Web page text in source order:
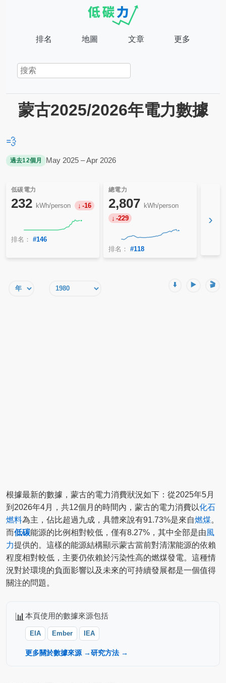
排名 地圖 文章 更多
蒙古2025/2026年電力數據
💨
過去12個月 May 2025 – Apr 2026
低碳電力
232 kWh/person -16
排名： #146
總電力
2,807 kWh/person
-229
排名： #118
›
⬇️ ▶️ 🎬
根據最新的數據，蒙古的電力消費狀況如下：從2025年5月
到2026年4月，共12個月的時間內，蒙古的電力消費以化石
燃料為主，佔比超過九成，具體來說有91.73%是來自燃煤。
而低碳能源的比例相對較低，僅有8.27%，其中全部是由風
力提供的。這樣的能源結構顯示蒙古當前對清潔能源的依賴
程度相對較低，主要仍依賴於污染性高的燃煤發電。這種情
況對於環境的負面影響以及未來的可持續發展都是一個值得
關注的問題。
📊 本頁使用的數據來源包括
EIA Ember IEA
更多關於數據來源 →研究方法 →